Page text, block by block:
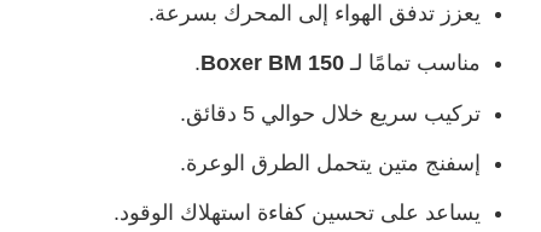
يعزز تدفق الهواء إلى المحرك بسرعة.
مناسب تمامًا لـ Boxer BM 150
.
تركيب سريع خلال حوالي 5 دقائق.
إسفنج متين يتحمل الطرق الوعرة.
يساعد على تحسين كفاءة استهلاك الوقود.